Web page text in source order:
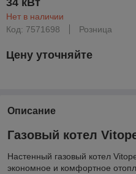
Нет в наличии
Код: 7571698
Розница
Цену уточняйте
Описание
Газовый котел
Настенный газовый котел
экономное и комфортное